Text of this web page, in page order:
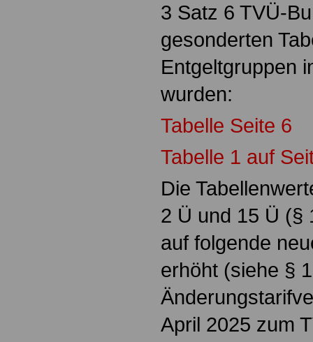
3 Satz 6 TVÜ-
gesonderten
Entgeltgruppen
wurden:
Tabelle Seite 6
Tabelle 1 auf
Die
2 Ü und 15 Ü (§
auf folgende
erhöht (siehe §
April 2025 zum